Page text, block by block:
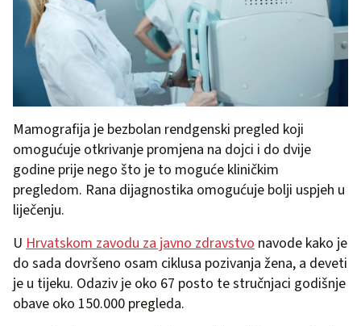
Mamografija je bezbolan rendgenski pregled koji
omogućuje otkrivanje promjena na dojci i do dvije
godine prije nego što je to moguće kliničkim
pregledom. Rana dijagnostika omogućuje bolji uspjeh u
liječenju.
U Hrvatskom zavodu za javno zdravstvo navode kako je
do sada dovršeno osam ciklusa pozivanja žena, a deveti
je u tijeku. Odaziv je oko 67 posto te stručnjaci godišnje
obave oko 150.000 pregleda.